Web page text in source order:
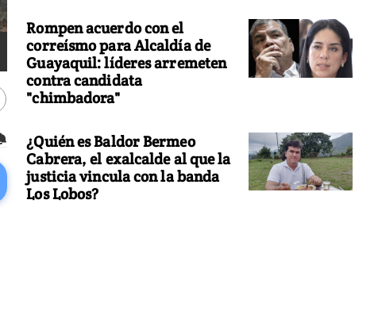
Rompen acuerdo con el
correísmo para Alcaldía de
Guayaquil: líderes arremeten
contra candidata
"chimbadora"
¿Quién es Baldor Bermeo
Cabrera, el exalcalde al que la
justicia vincula con la banda
Los Lobos?